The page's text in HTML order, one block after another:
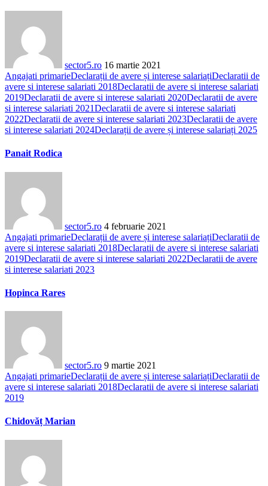
sector5.ro 16 martie 2021
Angajati primarieDeclarații de avere și interese salariațiDeclaratii de
avere si interese salariati 2018Declaratii de avere si interese salariati
2019Declaratii de avere si interese salariati 2020Declaratii de avere
si interese salariati 2021Declaratii de avere si interese salariati
2022Declaratii de avere si interese salariati 2023Declaratii de avere
si interese salariati 2024Declarații de avere și interese salariați 2025
Panait Rodica
sector5.ro 4 februarie 2021
Angajati primarieDeclarații de avere și interese salariațiDeclaratii de
avere si interese salariati 2018Declaratii de avere si interese salariati
2019Declaratii de avere si interese salariati 2022Declaratii de avere
si interese salariati 2023
Hopinca Rares
sector5.ro 9 martie 2021
Angajati primarieDeclarații de avere și interese salariațiDeclaratii de
avere si interese salariati 2018Declaratii de avere si interese salariati
2019
Chidovăț Marian